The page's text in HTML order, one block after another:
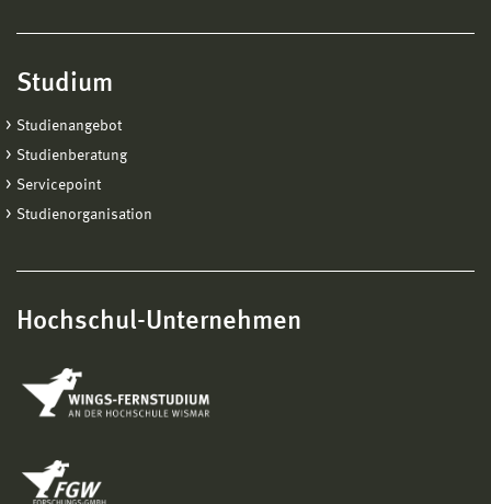
Studium
Studienangebot
Studienberatung
Servicepoint
Studienorganisation
Hochschul-Unternehmen